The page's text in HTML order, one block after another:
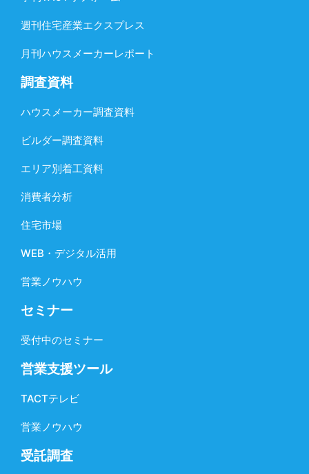
週刊住宅産業エクスプレス
月刊ハウスメーカーレポート
調査資料
ハウスメーカー調査資料
ビルダー調査資料
エリア別着工資料
消費者分析
住宅市場
WEB・デジタル活用
営業ノウハウ
セミナー
受付中のセミナー
営業支援ツール
TACTテレビ
営業ノウハウ
受託調査